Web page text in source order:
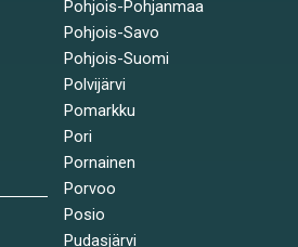
Pohjois-Pohjanmaa
Pohjois-Savo
Pohjois-Suomi
Polvijärvi
Pomarkku
Pori
Pornainen
Porvoo
Posio
Pudasjärvi